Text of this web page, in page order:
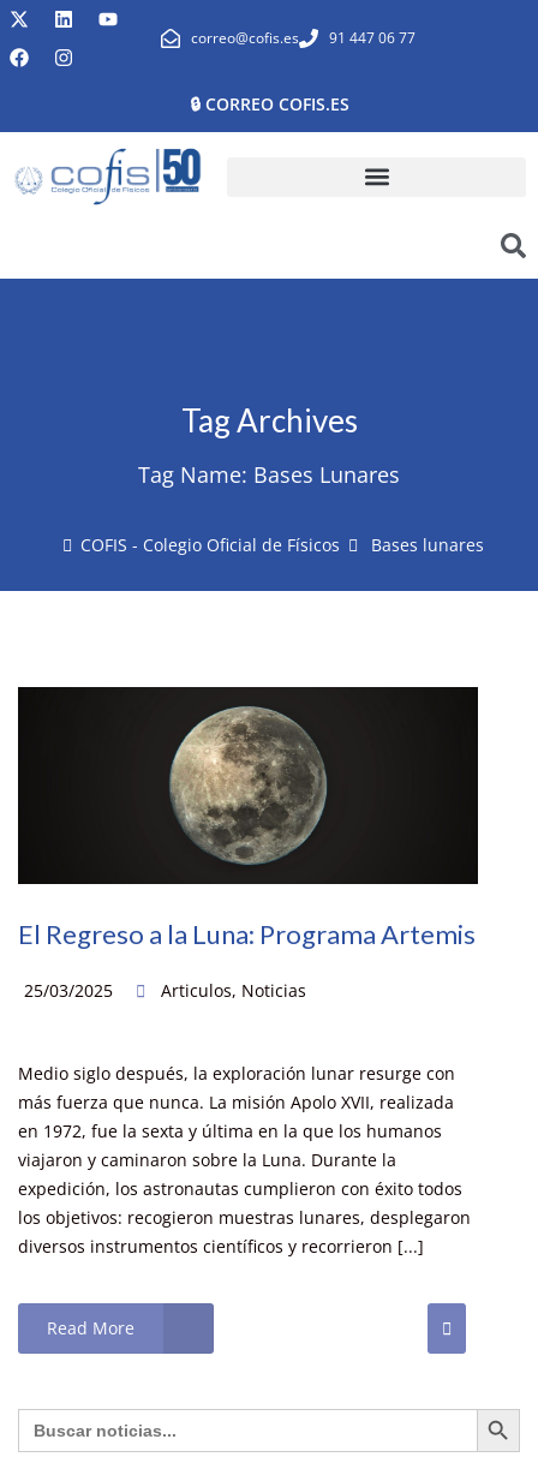
correo@cofis.es 91 447 06 77
🔒 CORREO COFIS.ES
Tag Archives
Tag Name: Bases Lunares
COFIS - Colegio Oficial de Físicos Bases lunares
El Regreso a la Luna: Programa Artemis
25/03/2025 Articulos, Noticias
Medio siglo después, la exploración lunar resurge con
más fuerza que nunca. La misión Apolo XVII, realizada
en 1972, fue la sexta y última en la que los humanos
viajaron y caminaron sobre la Luna. Durante la
expedición, los astronautas cumplieron con éxito todos
los objetivos: recogieron muestras lunares, desplegaron
diversos instrumentos científicos y recorrieron [...]
Read More
Buscar: Botón de